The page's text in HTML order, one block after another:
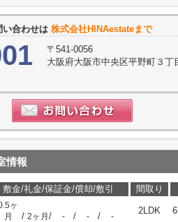
い合わせは 株式会社HINAestateまで
〒541-0056
大阪府大阪市中央区平野町３丁
情報
敷金/礼金/保証金/償却/敷引 間取り
ヶ
月
/ 2ヶ月 / - / - / -
2LDK